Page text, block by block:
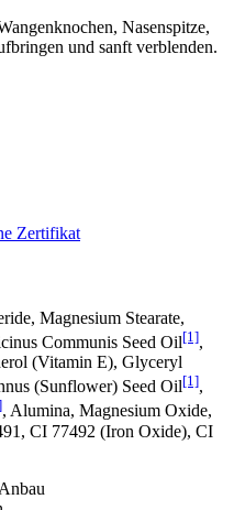
Nasenspitze,
und sanft verblenden.
Zertifikat
Magnesium Stearate,
Communis Seed Oil[1],
(Vitamin E), Glyceryl
(Sunflower) Seed Oil[1],
, Alumina, Magnesium Oxide,
CI 77492 (Iron Oxide), CI